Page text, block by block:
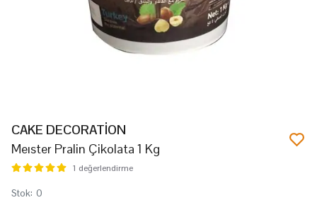
CAKE DECORATİON
Meıster Pralin Çikolata 1 Kg
1 değerlendirme
Stok: 0